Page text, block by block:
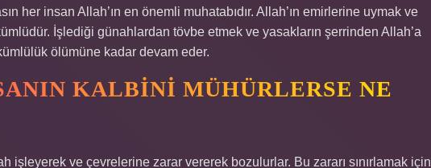
her insan Allah’ın en önemli muhatabıdır. Allah’ın emirlerine uymak ve
İşlediği günahlardan tövbe etmek ve yasakların şerrinden Allah’a
ölümüne kadar devam eder.
KALBINI MÜHÜRLERSE NE
işleyerek ve çevrelerine zarar vererek bozulurlar. Bu zararı sınırlamak için